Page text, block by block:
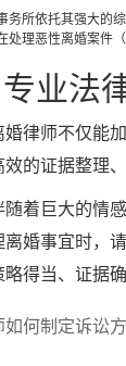
务所依托其强大的
处理恶性离婚案件
业法
律师不仅能
的证据整理
着巨大的情
婚事宜时，
得当、证据
何制定诉讼方